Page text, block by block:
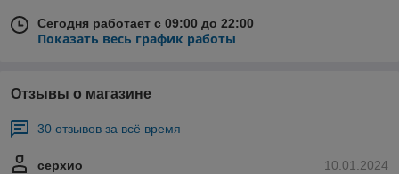
Сегодня работает с 09:00 до 22:00
Показать весь график работы
Отзывы о магазине
30 отзывов за всё время
10.01.2024
серхио